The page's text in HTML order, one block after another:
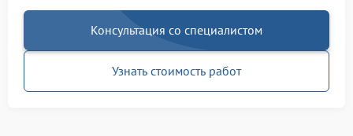
Консультация со специалистом
Узнать стоимость работ